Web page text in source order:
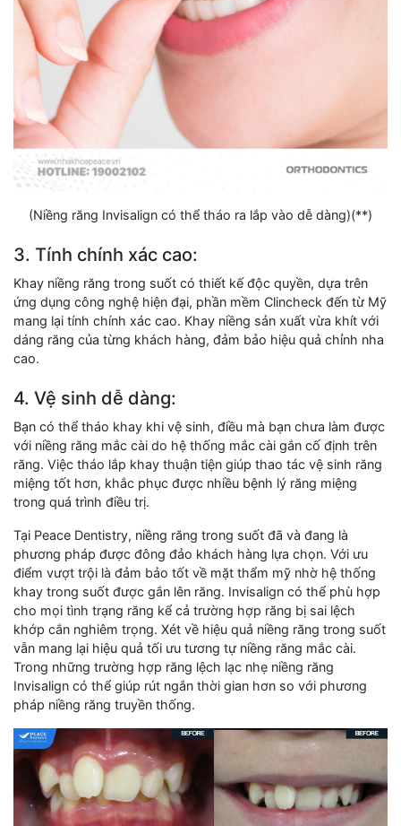
(Niềng răng Invisalign có thể tháo ra lắp vào dễ dàng)(**)
3. Tính chính xác cao:
Khay niềng răng trong suốt có thiết kế độc quyền, dựa trên
ứng dụng công nghệ hiện đại, phần mềm Clincheck đến từ Mỹ
mang lại tính chính xác cao. Khay niềng sản xuất vừa khít với
dáng răng của từng khách hàng, đảm bảo hiệu quả chỉnh nha
cao.
4. Vệ sinh dễ dàng:
Bạn có thể tháo khay khi vệ sinh, điều mà bạn chưa làm được
với niềng răng mắc cài do hệ thống mắc cài gắn cố định trên
răng. Việc tháo lắp khay thuận tiện giúp thao tác vệ sinh răng
miệng tốt hơn, khắc phục được nhiều bệnh lý răng miệng
trong quá trình điều trị.
Tại Peace Dentistry, niềng răng trong suốt đã và đang là
phương pháp được đông đảo khách hàng lựa chọn. Với ưu
điểm vượt trội là đảm bảo tốt về mặt thẩm mỹ nhờ hệ thống
khay trong suốt được gắn lên răng. Invisalign có thể phù hợp
cho mọi tình trạng răng kể cả trường hợp răng bị sai lệch
khớp cắn nghiêm trọng. Xét về hiệu quả niềng răng trong suốt
vẫn mang lại hiệu quả tối ưu tương tự niềng răng mắc cài.
Trong những trường hợp răng lệch lạc nhẹ niềng răng
Invisalign có thể giúp rút ngắn thời gian hơn so với phương
pháp niềng răng truyền thống.